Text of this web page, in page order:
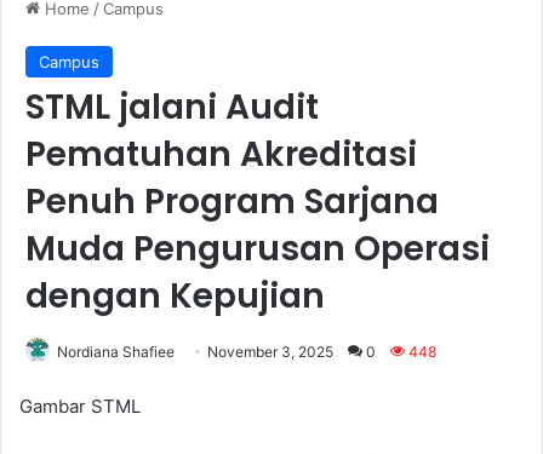
Home /Campus
Campus
STML jalani Audit
Pematuhan Akreditasi
Penuh Program Sarjana
Muda Pengurusan Operasi
dengan Kepujian
Nordiana Shafiee November 3, 2025 0 448
Gambar STML